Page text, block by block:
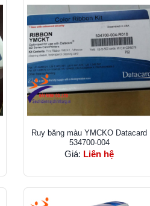
Ruy băng màu YMCKO Datacard
534700-004
Giá: Liên hệ